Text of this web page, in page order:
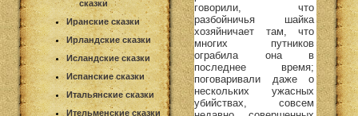
сказки
Иранские сказки
Ирландские сказки
Исландские сказки
Испанские сказки
Итальянские сказки
Ительменские сказки
говорили, что
разбойничья шайка
хозяйничает там, что
многих путников
ограбила она в
последнее время;
поговаривали даже о
нескольких ужасных
убийствах, совсем